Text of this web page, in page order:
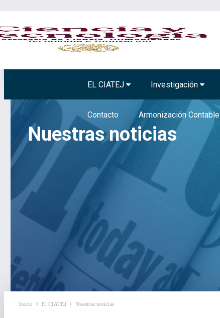
EL CIATEJ Investigación
Contacto Armonización Contable
Nuestras noticias
Inicio El CIATEJ Nuestras noticias